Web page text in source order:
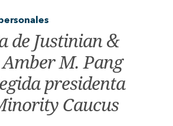
DEL GOLFO Y DISCAPACIDAD DE LOS
DE VIETNAM
PELIGROSOS
de Justinian &
M. Pang
presidenta
Caucus